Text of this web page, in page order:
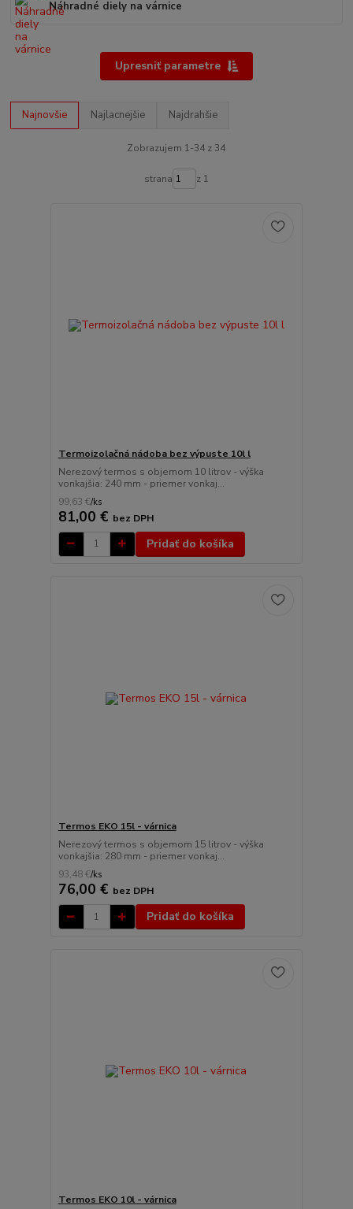
Náhradné diely na várnice
Upresniť parametre
Najnovšie Najlacnejšie Najdrahšie
Zobrazujem 1-34 z 34
strana z 1
Termoizolačná nádoba bez výpuste 10l l
Nerezový termos s objemom 10 litrov - výška
vonkajšia: 240 mm - priemer vonkaj...
99,63 €/ks
81,00 € bez DPH
Pridať do košíka
Termos EKO 15l - várnica
Nerezový termos s objemom 15 litrov - výška
vonkajšia: 280 mm - priemer vonkaj...
93,48 €/ks
76,00 € bez DPH
Pridať do košíka
Termos EKO 10l - várnica